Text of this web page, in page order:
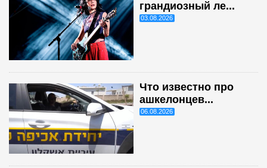
грандиозный ле...
03.08.2026
Что известно про
ашкелонцев...
06.08.2026